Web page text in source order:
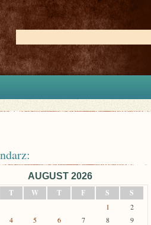
AUGUST 2026
T W T F S S
1
2
4 5 6 7 8
9